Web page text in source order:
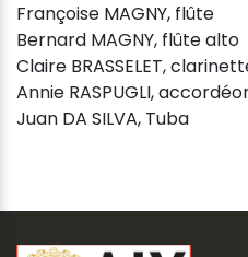
Françoise MAGNY, flûte
Bernard MAGNY, flûte alto
Claire BRASSELET,
Annie RASPUGLI,
Juan DA SILVA, Tuba